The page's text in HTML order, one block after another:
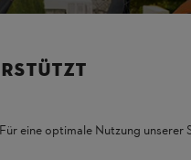
eine optimale Nutzung unserer